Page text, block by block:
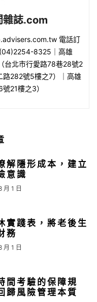
誌.com
電話訂
8325｜高雄
台北市行愛路78巷28號2
路282號5樓之7）｜高雄
21樓之3）
解隱形成本，建立
意識
月 1 日
實踐表，將老後生
務
月 1 日
間考驗的保障規
歸風險管理本質